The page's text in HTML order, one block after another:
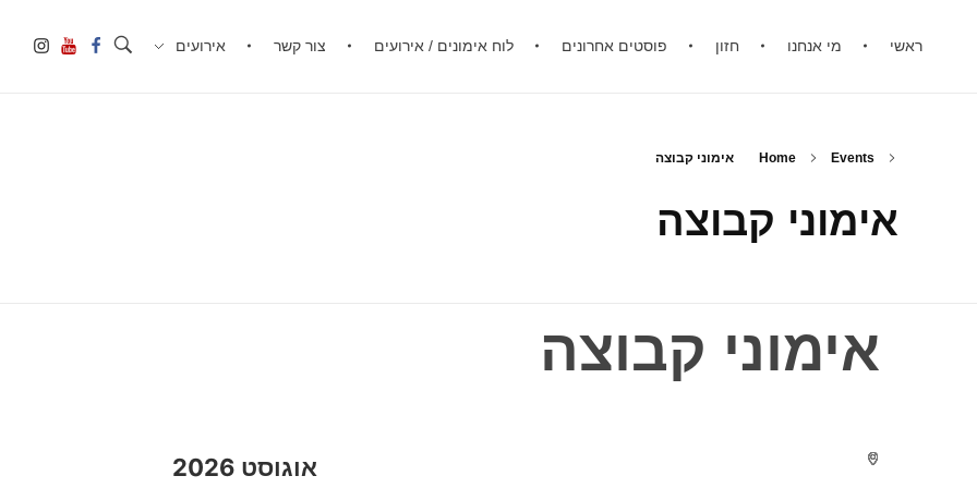
ראשי מי אנחנו חזון פוסטים אחרונים לוח אימונים / אירועים צור קשר אירועים
Home Events אימוני קבוצה
אימוני קבוצה
אימוני קבוצה
אוגוסט 2026